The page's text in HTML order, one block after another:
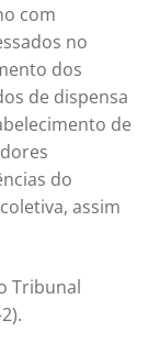
com
no
dos
de dispensa
de
do
assim
Tribunal